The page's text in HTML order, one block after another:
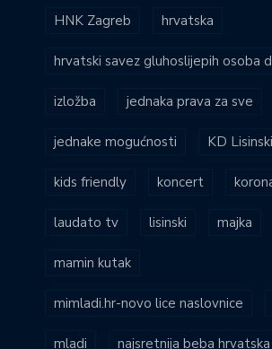
HNK Zagreb hrvatska
hrvatski savez gluhoslijepih osoba
izložba jednaka prava za sve
jednake mogućnosti KD Lisinski
kids friendly koncert
laudato tv lisinski majka
mamin kutak
mimladi.hr-novo lice naslovnice
mladi najsretnija beba hrvatska